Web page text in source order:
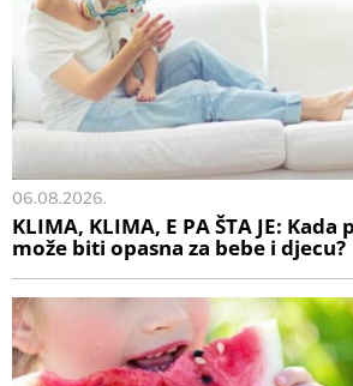
06.08.2026.
KLIMA, KLIMA, E PA ŠTA JE:
može biti opasna za bebe i djecu?